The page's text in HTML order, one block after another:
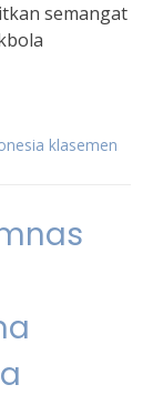
semangat
klasemen